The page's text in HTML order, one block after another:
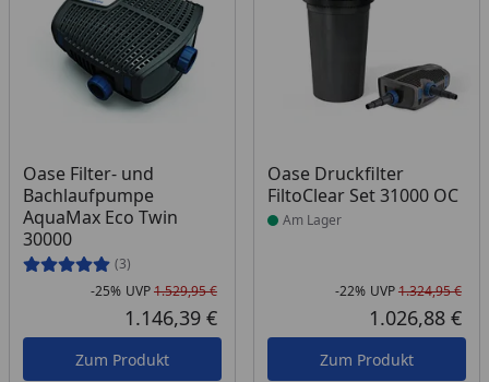
Oase Filter- und
Bachlaufpumpe
AquaMax Eco Twin
30000
(3)
Rabatt in Prozent
-25%
Ursprünglicher Preis
UVP1.529,95 €
Aktueller Preis
1.146,39 €
Zum Produkt
Oase Druckfilter
FiltoClear Set 31000 OC
Produkt am Lager
Am Lager
-22% UVP1.324,95 €
1.026,88 €
Zum Produkt